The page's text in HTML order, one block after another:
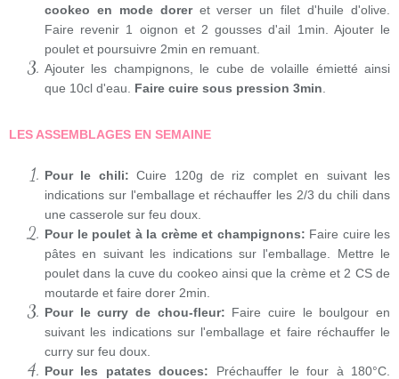
cookeo en mode doreret verser un filet d'huile d'olive.
Faire revenir 1 oignon et 2 gousses d'ail 1min. Ajouter le
poulet et poursuivre 2min en remuant.
Ajouter les champignons, le cube de volaille émietté ainsi
que 10cl d'eau. Faire cuire sous pression 3min
LES ASSEMBLAGES EN SEMAINE
Pour le chili: Cuire 120g de riz complet en suivant les
indications sur l'emballage et réchauffer les 2/3 du chili dans
une casserole sur feu doux.
Pour le poulet à la crème et champignons: Faire cuire les
pâtes en suivant les indications sur l'emballage. Mettre le
poulet dans la cuve du cookeo ainsi que la crème et 2 CS de
moutarde et faire dorer 2min.
Pour le curry de chou-fleur: Faire cuire le boulgour en
suivant les indications sur l'emballage et faire réchauffer le
curry sur feu doux.
Pour les patates douces: Préchauffer le four à 180°C.